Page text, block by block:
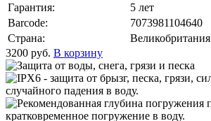
Гарантия:
5 лет
Barcode:
7073981104640
Страна:
Великобритания
3200 руб. В корзину